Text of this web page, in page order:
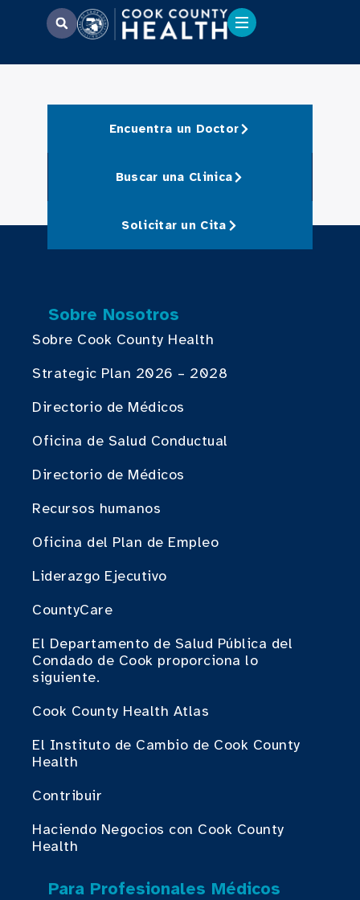
Encuentra un Doctor
Buscar una Clinica
Solicitar un Cita
Sobre Nosotros
Sobre Cook County Health
Strategic Plan 2026 – 2028
Directorio de Médicos
Oficina de Salud Conductual
Directorio de Médicos
Recursos humanos
Oficina del Plan de Empleo
Liderazgo Ejecutivo
CountyCare
El Departamento de Salud Pública del
Condado de Cook proporciona lo
siguiente.
Cook County Health Atlas
El Instituto de Cambio de Cook County
Health
Contribuir
Haciendo Negocios con Cook County
Health
Para Profesionales Médicos